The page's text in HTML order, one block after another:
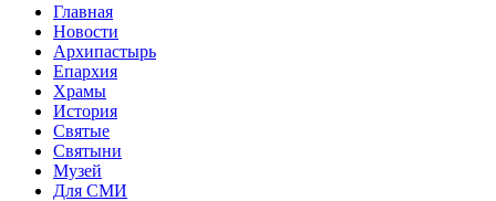
Главная
Новости
Архипастырь
Епархия
Храмы
История
Святые
Святыни
Музей
Для СМИ